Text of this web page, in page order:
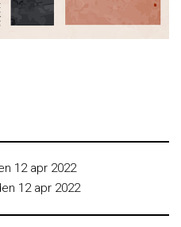
12 apr 2022
12 apr 2022